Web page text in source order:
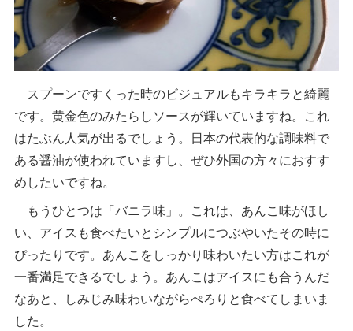
スプーンですくった時のビジュアルもキラキラと綺麗
です。黄金色のみたらしソースが輝いていますね。これ
はたぶん人気が出るでしょう。日本の代表的な調味料で
ある醤油が使われていますし、ぜひ外国の方々におすす
めしたいですね。
もうひとつは「バニラ味」。これは、あんこ味がほし
い、アイスも食べたいとシンプルにつぶやいたその時に
ぴったりです。あんこをしっかり味わいたい方はこれが
一番満足できるでしょう。あんこはアイスにも合うんだ
なあと、しみじみ味わいながらぺろりと食べてしまいま
した。